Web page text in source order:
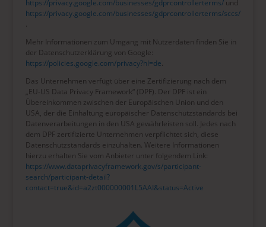
https://privacy.google.com/businesses/gdprcontrollerterms/und
https://privacy.google.com/businesses/gdprcontrollerterms/sccs/
.
Mehr Informationen zum Umgang mit Nutzerdaten finden Sie in
der Datenschutzerklärung von Google:
https://policies.google.com/privacy?hl=de.
Das Unternehmen verfügt über eine Zertifizierung nach dem
„EU-US Data Privacy Framework“ (DPF). Der DPF ist ein
Übereinkommen zwischen der Europäischen Union und den
USA, der die Einhaltung europäischer Datenschutzstandards bei
Datenverarbeitungen in den USA gewährleisten soll. Jedes nach
dem DPF zertifizierte Unternehmen verpflichtet sich, diese
Datenschutzstandards einzuhalten. Weitere Informationen
hierzu erhalten Sie vom Anbieter unter folgendem Link:
https://www.dataprivacyframework.gov/s/participant-
search/participant-detail?
contact=true&id=a2zt000000001L5AAI&status=Active